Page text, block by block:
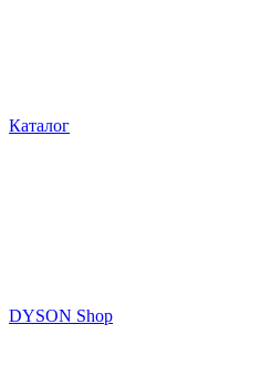
Каталог
DYSON Shop